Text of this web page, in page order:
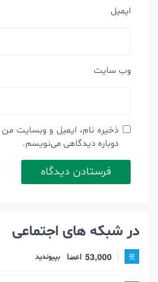
ایمیل
وب‌ سایت
ذخیره نام، ایمیل و وبسایت من
دوباره دیدگاهی می‌نویسم.
در شبکه های اجتماعی
53,000 اعضا بپیوندید